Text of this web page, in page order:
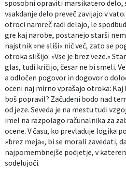
sposobni opraviti marsikatero delo,
vsakdanje delo preveč zavijajo v
otroci namreč radi delajo, le
gre kaj narobe, postanejo starši
najstnik »ne sliši« nič več, zato se
otroka slišijo: »Vse je brez veze.«
glas, tudi kričijo, česar ne bi smeli.
a odločen pogovor in dogovor o
oceni naj mirno vprašajo otroka: Kaj
boš popravil? Začudeni bodo nad
od jeze. Seveda je na mestu tudi
imel na razpolago računalnika za
ocene. V času, ko prevladuje logika
»brez meja«, bi se morali zavedati,
najpomembnejše podjetje, v
sodelujoči.